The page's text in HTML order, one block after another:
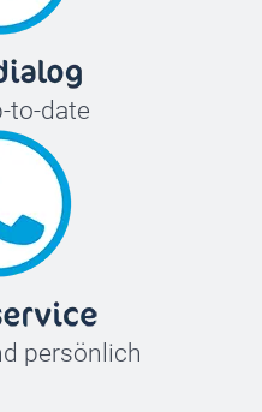
to-date
persönlich